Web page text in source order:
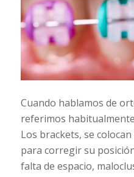
Cuando hablamos de
referimos
Los brackets, se
para corregir su
falta de espacio,